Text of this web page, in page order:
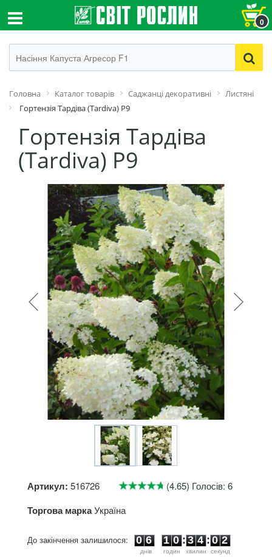
0
Головна Каталог товарів Саджанці декоративні
Листяні
Гортензія Тардіва (Tardiva) Р9
Гортензія Тардіва
(Tardiva) Р9
Артикул: 516726 (4.65) Голосів: 6
Торгова маркаУкраїна
До закінчення залишилося:
0 6
днiв
1 0
годин
: 3 4
хвилин
: 0 1
секунд